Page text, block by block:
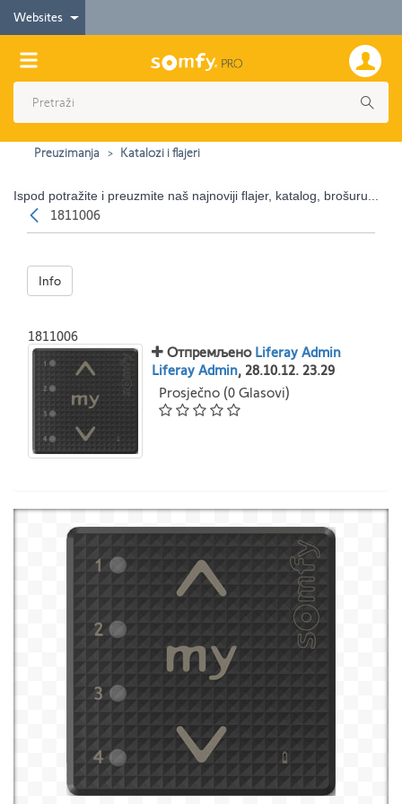
Websites
Preuzimanja Katalozi i flajeri
Ispod potražite i preuzmite naš najnoviji flajer, katalog, brošuru...
Nazad
1811006
Info
1811006
Отпремљено Liferay Admin
Liferay Admin, 28.10.12. 23.29
Prosječno (0 Glasovi)